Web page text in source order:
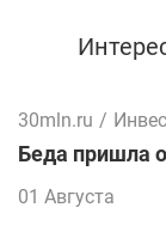
30mln.ru /
Беда пришла
01 Августа